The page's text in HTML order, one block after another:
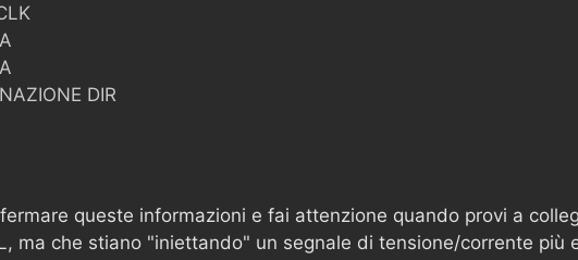
DIR
queste informazioni e fai attenzione quando provi a
ma che stiano "iniettando" un segnale di tensione/corrente